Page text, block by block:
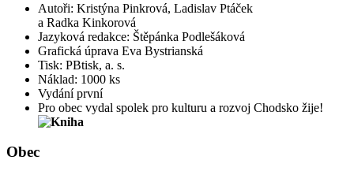
Autoři: Kristýna Pinkrová, Ladislav Ptáček
a Radka Kinkorová
Jazyková redakce: Štěpánka Podlešáková
Grafická úprava Eva Bystrianská
Tisk: PBtisk, a. s.
Náklad: 1000 ks
Vydání první
Pro obec vydal spolek pro kulturu a rozvoj Chodsko žije!
Obec